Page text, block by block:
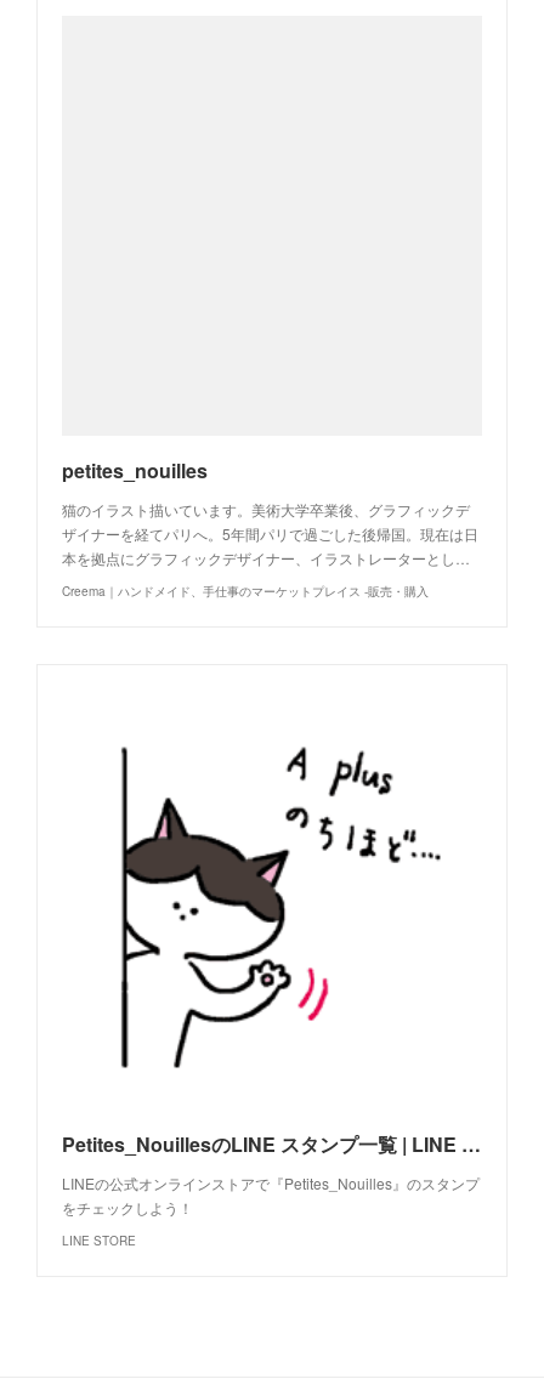
petites_nouilles
猫のイラスト描いています。美術大学卒業後、グラフィックデ
ザイナーを経てパリへ。5年間パリで過ごした後帰国。現在は日
本を拠点にグラフィックデザイナー、イラストレーターとし…
Creema｜ハンドメイド、手仕事のマーケットプレイス -販売・購入
Petites_NouillesのLINE スタンプ一覧 | LINE STORE
LINEの公式オンラインストアで『Petites_Nouilles』のスタンプ
をチェックしよう！
LINE STORE